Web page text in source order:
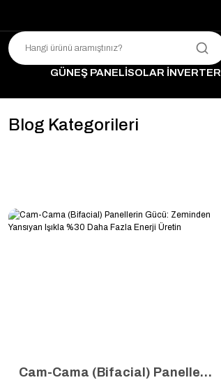
GÜNEŞ PANELİSOLAR İNVERTER
Blog Kategorileri
Cam-Cama (Bifacial) Panellerin Gücü: Zeminden Yansıyan Işıkla %30 Daha Fazla Enerji Üretin